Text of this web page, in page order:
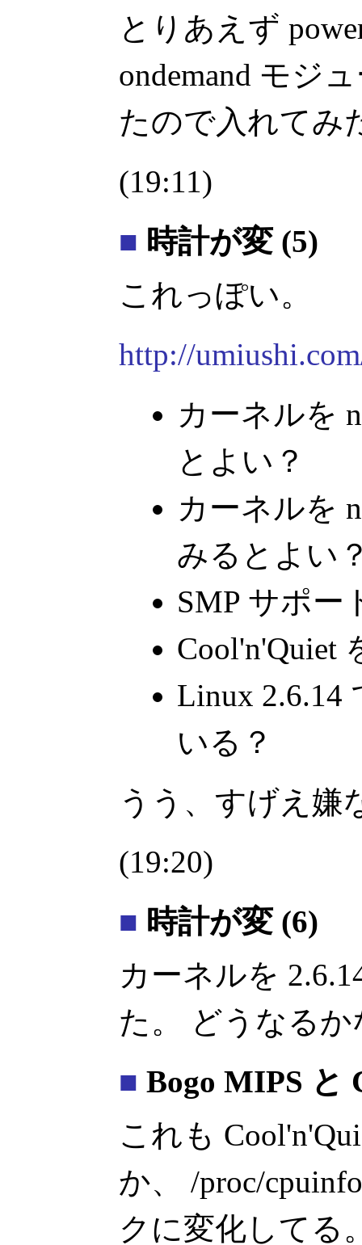
とりあえず
ondemand モジ
たので入れてみ
(19:11)
■ 時計が変 (5)
これっぽい。
http://
カーネルを
とよい？
カーネルを
みるとよい
SMP サポー
Cool'n'Quiet
Linux 2.6.14
いる？
うう、すげえ
(19:20)
■ 時計が変 (6)
カーネルを
た。 どうなる
■ Bogo MIPS と
これも
か、 /proc/
クに変化してる